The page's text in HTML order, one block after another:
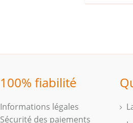
100% fiabilité
Informations légales
Sécurité des paiements